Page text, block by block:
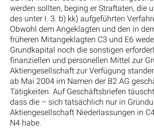
werden sollten, beging er Straftaten, die
des unter I. 3. b) kk) aufgeführten
Obwohl dem Angeklagten und den in
früheren Mitangeklagten C3 und E6
Grundkapital noch die sonstigen
finanziellen und personellen Mittel zur
Aktiengesellschaft zur Verfügung
ab Mai 2004 im Namen der B2 AG
Tätigkeiten. Auf Geschäftsbriefen
dass die – sich tatsächlich nur in
Aktiengesellschaft Niederlassungen in
N4 habe.